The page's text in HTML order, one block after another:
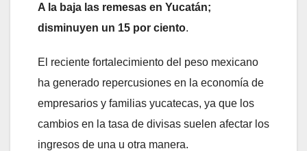
A la baja las remesas en Yucatán;
disminuyen un 15 por ciento.
El reciente fortalecimiento del peso mexicano
ha generado repercusiones en la economía de
empresarios y familias yucatecas, ya que los
cambios en la tasa de divisas suelen afectar los
ingresos de una u otra manera.